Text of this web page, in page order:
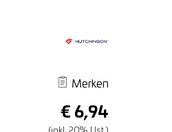
Merken
€ 6,94